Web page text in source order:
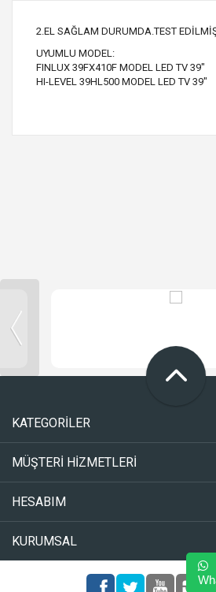
2.EL SAĞLAM DURUMDA.TEST
UYUMLU MODEL:
FINLUX 39FX410F MODEL LED TV 39"
HI-LEVEL 39HL500 MODEL LED TV 39"
KATEGORİLER
MÜŞTERİ HİZMETLERİ
HESABIM
KURUMSAL